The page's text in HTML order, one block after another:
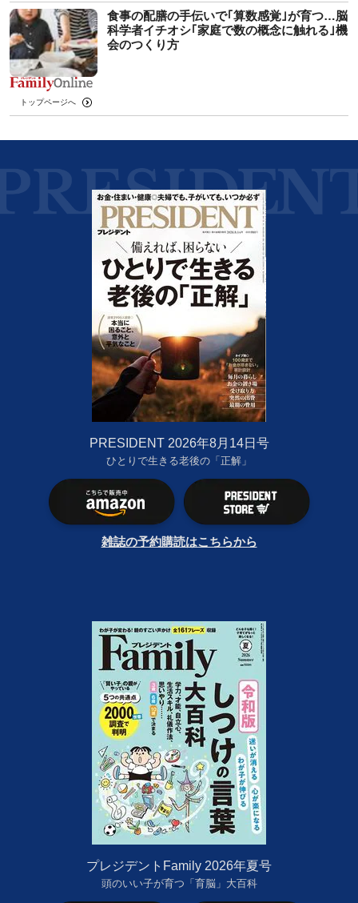
食事の配膳の手伝いで｢算数感覚｣が育つ…脳
科学者イチオシ｢家庭で数の概念に触れる｣機
会のつくり方
トップページへ
PRESIDENT 2026年8月14日号
ひとりで生きる老後の「正解」
雑誌の予約購読はこちらから
プレジデントFamily 2026年夏号
頭のいい子が育つ「育脳」大百科